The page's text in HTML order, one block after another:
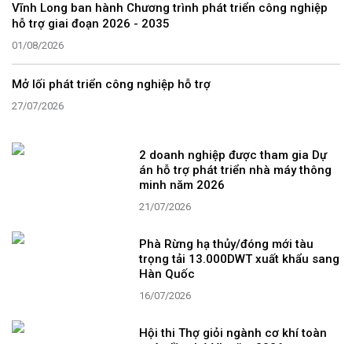
Vĩnh Long ban hành Chương trình phát triển công nghiệp
hỗ trợ giai đoạn 2026 - 2035
01/08/2026
Mở lối phát triển công nghiệp hỗ trợ
27/07/2026
2 doanh nghiệp được tham gia Dự
án hỗ trợ phát triển nhà máy thông
minh năm 2026
21/07/2026
Phà Rừng hạ thủy/đóng mới tàu
trọng tải 13.000DWT xuất khẩu sang
Hàn Quốc
16/07/2026
Hội thi Thợ giỏi ngành cơ khí toàn